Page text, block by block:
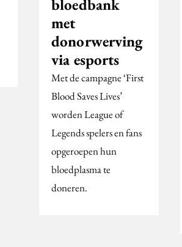
bloedbank
met
donorwerving
via esports
Met de campagne ‘First
Blood Saves Lives’
worden League of
Legends spelers en fans
opgeroepen hun
bloedplasma te
doneren.